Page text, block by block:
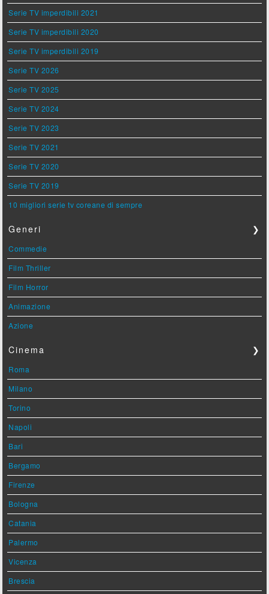
Serie TV imperdibili 2021
Serie TV imperdibili 2020
Serie TV imperdibili 2019
Serie TV 2026
Serie TV 2025
Serie TV 2024
Serie TV 2023
Serie TV 2021
Serie TV 2020
Serie TV 2019
10 migliori serie tv coreane di sempre
Generi ❯
Commedie
Film Thriller
Film Horror
Animazione
Azione
Cinema ❯
Roma
Milano
Torino
Napoli
Bari
Bergamo
Firenze
Bologna
Catania
Palermo
Vicenza
Brescia